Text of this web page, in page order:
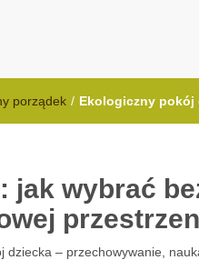
porządek / Ekologiczny pokój
jak wybrać
dziecka – przechowywanie,